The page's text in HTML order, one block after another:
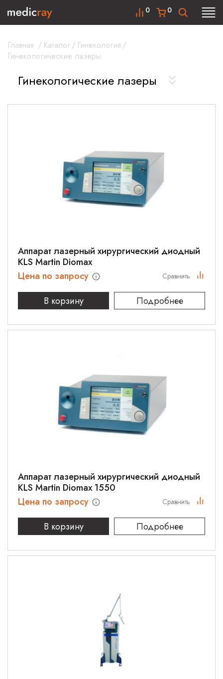
0
0
Главная / Каталог/ Гинекология /
Гинекологические лазеры
Гинекологические лазеры
Аппарат лазерный хирургический диодный
KLS Martin Diomax
Цена по запросу
В корзину
Подробнее
Сравнить
Аппарат лазерный хирургический диодный
KLS Martin Diomax 1550
Цена по запросу
В корзину
Подробнее
Сравнить